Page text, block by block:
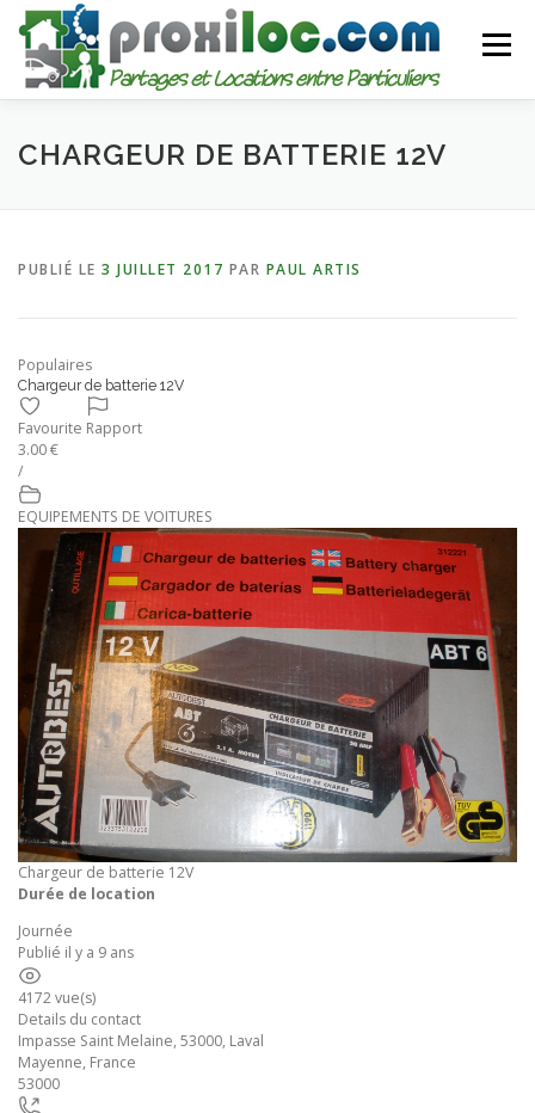
Aller
contenu
Menu
CATEGORIES AJOUTER UNE ANNONCE
CHARGEUR DE BATTERIE 12V
PUBLIÉ LE 3 JUILLET 2017 PAR PAUL ARTIS
Populaires
Chargeur de batterie 12V
Favourite Rapport
3.00 €
/
EQUIPEMENTS DE VOITURES
Chargeur de batterie 12V
Durée de location
Journée
Publié il y a 9 ans
4172 vue(s)
Details du contact
Impasse Saint Melaine, 53000, Laval
Mayenne, France
53000